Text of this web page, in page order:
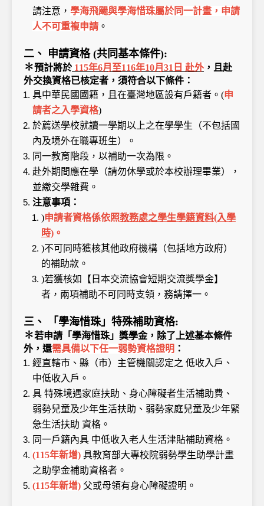
請注意， 學海飛颺與學海惜珠屬於同一計畫，申請
人不可重複申請 。
二、 申請資格 (共同基本條件):
✽預計將於 115年6月至116年10月31日 赴外 ，且赴
外交換資格已核定者，須符合以下條件：
具中華民國國籍，且在臺灣地區設有戶籍者。(申
請者之入學資格)
於薦送學校就讀一學期以上之在學學生（不包括國
內及境外在職專班生）。
同一教育階段，以補助一次為限。
赴外期間應在學（請勿休學或於本校辦理畢業），
並繳交學雜費。
注意事項：
)申請者資格係依照教務處之學生學籍資料(入學
時) 。
)不可同時獲核其他政府機構（包括地方政府）
的補助款。
)若獲核如【日本交流協會短期交流獎學金】
者，兩項補助不可同時支領，務請擇一。
三、 「學海惜珠」特殊補助資格:
✽若申請「學海惜珠」獎學金，除了上述基本條件
外，還需具備以下任一弱勢資格證明 ：
經直轄市、縣（市）主管機關認定之 低收入戶、
中低收入戶。
具 特殊境遇家庭扶助、身心障礙者生活補助費、
弱勢兒童及少年生活扶助、弱勢家庭兒童及少年緊
急生活扶助 資格。
同一戶籍內具 中低收入老人生活津貼補助資格。
(115年新增) 具教育部大專校院弱勢學生助學計畫
之助學金補助資格者。
(115年新增) 父或母領有身心障礙證明。